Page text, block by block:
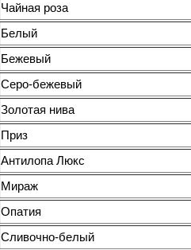
Чайная роза
Белый
Бежевый
Серо-бежевый
Золотая нива
Приз
Антилопа Люкс
Мираж
Опатия
Сливочно-белый